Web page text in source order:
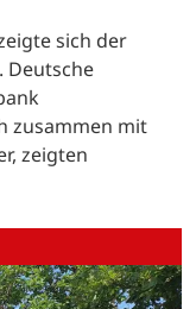
sich der
Deutsche
zusammen mit
zeigten